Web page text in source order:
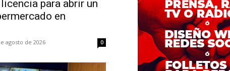
para abrir un
en
agosto de 2026 0